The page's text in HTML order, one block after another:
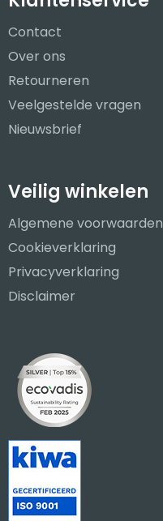
Contact
Over ons
Retourneren
Veelgestelde vragen
Nieuwsbrief
Veilig winkelen
Algemene voorwaarden
Cookieverklaring
Privacyverklaring
Disclaimer